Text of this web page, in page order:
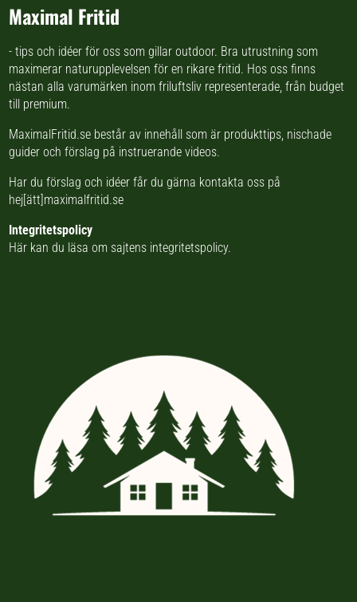
Maximal Fritid
- tips och idéer för oss som gillar outdoor. Bra utrustning som
maximerar naturupplevelsen för en rikare fritid. Hos oss finns
nästanalla varumärken inom friluftsliv representerade, från budget
till premium.
MaximalFritid.se består av innehåll som är produkttips, nischade
guider och förslag på instruerande videos.
Har du förslag och idéer får du gärna kontakta oss på
hej[ätt]maximalfritid.se
Integritetspolicy
Här kan du läsa om sajtens integritetspolicy.